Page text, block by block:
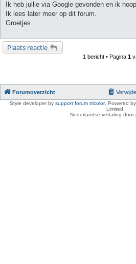
Ik heb jullie via Google gevonden en ik
Ik lees later meer op dit forum.
Groetjes
Plaats reactie
1 bericht • Pagina 1
Forumoverzicht
Style developer by support forum tricolor, Powered by
Limited
Nederlandse vertaling door